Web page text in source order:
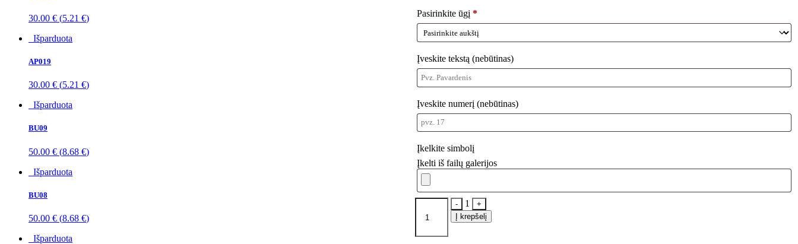
Pasirinkite ūgį *
Įveskite tekstą (nebūtinas)
Įveskite numerį (nebūtinas)
Įkelkite simbolį
Įkelti iš failų galerijos
Quantity
- 1
+
Į krepšelį
30.00 € (5.21 €)
Išparduota
AP019
30.00 € (5.21 €)
Išparduota
BU09
50.00 € (8.68 €)
Išparduota
BU08
50.00 € (8.68 €)
Išparduota